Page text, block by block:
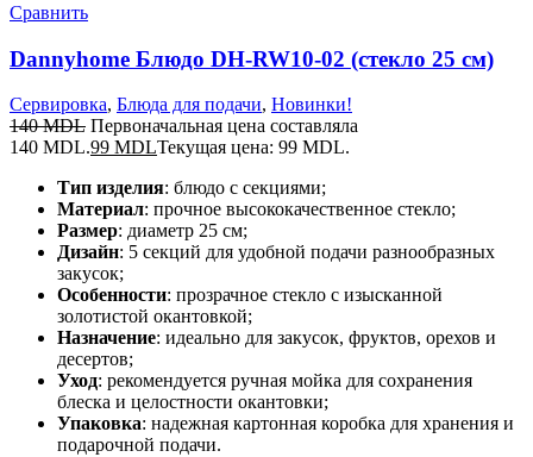
Сравнить
Dannyhome Блюдо DH-RW10-02 (стекло 25 см)
Сервировка, Блюда для подачи, Новинки!
140MDL Первоначальная цена составляла
140 MDL.99 MDLТекущая цена: 99 MDL.
Тип изделия: блюдо с секциями;
Материал: прочное высококачественное стекло;
Размер: диаметр 25 см;
Дизайн: 5 секций для удобной подачи разнообразных
закусок;
Особенности: прозрачное стекло с изысканной
золотистой окантовкой;
Назначение: идеально для закусок, фруктов, орехов и
десертов;
Уход: рекомендуется ручная мойка для сохранения
блеска и целостности окантовки;
Упаковка: надежная картонная коробка для хранения и
подарочной подачи.